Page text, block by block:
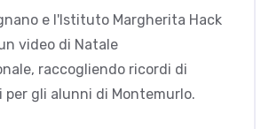
e l'Istituto Margherita Hack
video di Natale
raccogliendo ricordi di
per gli alunni di Montemurlo.